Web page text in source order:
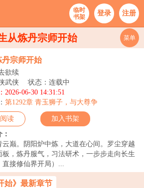
临时
书架
登录 注册
从炼丹宗师开始 菜单
丹宗师开始
欲续
武侠
状态：连载中
2026-06-30 14:31:51
第1292章 青玉狮子，与大尊争
读 加入书架
云巅。阴阳炉中炼，大道在心间。罗尘穿越
，炼丹服气，习法研术，一步步走向长生
接修仙界开局）...
始》最新章节